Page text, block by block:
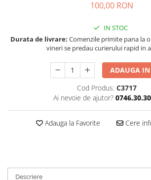
100,00 RON
IN STOC
Durata de livrare: Comenzile primite pana la
vineri se predau curierului rapid in
ADAUGA IN
Cod Produs: C3717
Ai nevoie de ajutor?
Adauga la Favorite Cere
Descriere